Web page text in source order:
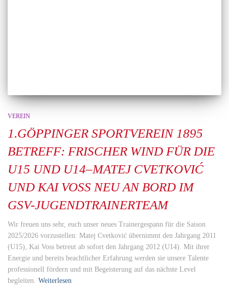
VEREIN
1.GÖPPINGER SPORTVEREIN 1895
BETREFF: FRISCHER WIND FÜR DIE
U15 UND U14–MATEJ CVETKOVIĆ
UND KAI VOSS NEU AN BORD IM
GSV-JUGENDTRAINERTEAM
Wir freuen uns sehr, euch unser neues Trainergespann für die Saison
2025/2026 vorzustellen: Matej Cvetković übernimmt den Jahrgang 2011
(U15), Kai Voss betreut ab sofort den Jahrgang 2012 (U14). Mit ihrer
Energie und bereits beachtlicher Erfahrung werden sie unsere Talente
professionell fördern und mit Begeisterung auf das nächste Level
begleiten. Weiterlesen